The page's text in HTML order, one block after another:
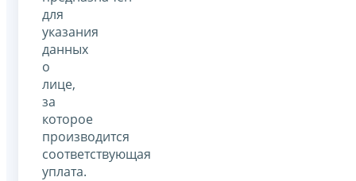
для
указания
данных
о
лице,
за
которое
производится
соответствующая
уплата.